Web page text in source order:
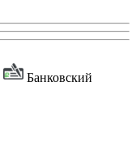
Банковский